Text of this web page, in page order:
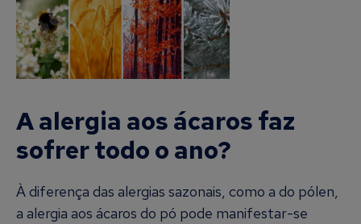
A alergia aos ácaros faz
sofrer todo o ano?
À diferença das alergias sazonais, como a do pólen,
a alergia aos ácaros do pó pode manifestar-se